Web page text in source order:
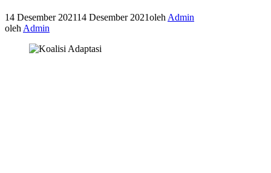
14 Desember 202114 Desember 2021oleh Admin
oleh Admin